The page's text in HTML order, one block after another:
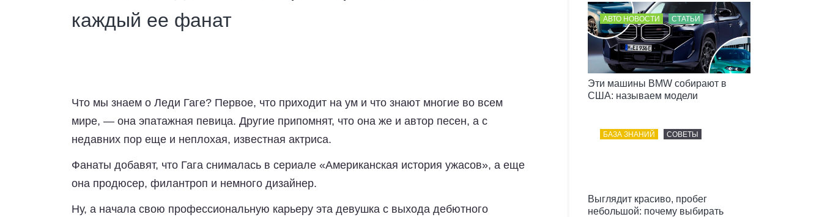
каждый ее фанат
Что мы знаем о Леди Гаге? Первое, что приходит на ум и что знают многие во всем
мире, — она эпатажная певица. Другие припомнят, что она же и автор песен, а с
недавних пор еще и неплохая, известная актриса.
Фанаты добавят, что Гага снималась в сериале «Американская история ужасов», а еще
она продюсер, филантроп и немного дизайнер.
Ну, а начала свою профессиональную карьеру эта девушка с выхода дебютного
АВТО НОВОСТИ СТАТЬИ
Эти машины BMW собирают в
США: называем модели
БАЗА ЗНАНИЙ СОВЕТЫ
Выглядит красиво, пробег
небольшой: почему выбирать